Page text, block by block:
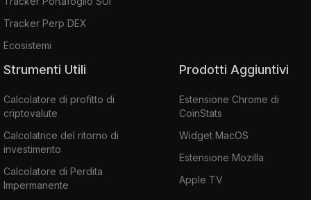
Tracker Perp DEX
Ecosistemi
Strumenti Utili
Calcolatore di profitto di
criptovalute
Calcolatrice del ritorno di
investimento
Calcolatore di Perdita
Impermanente
Prodotti Aggiuntivi
Estensione Chrome di
CoinStats
Widget MacOS
Estensione Mozilla
Apple TV